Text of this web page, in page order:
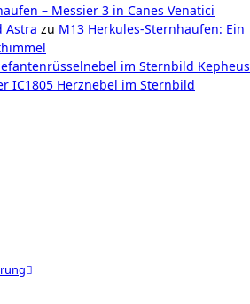
– Messier 3 in Canes Venatici
Astra zu M13 Herkules-Sternhaufen: Ein
im Sternbild Kepheus
IC1805 Herznebel im Sternbild